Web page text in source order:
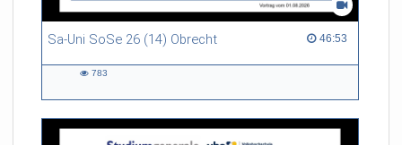
Sa-Uni SoSe 26 (14) Obrecht 46:53
46:53 duration
783